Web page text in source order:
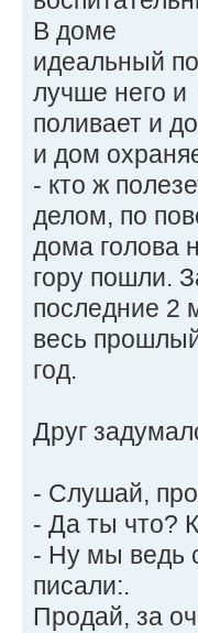
В доме
идеальный
лучше него и
поливает и
и дом
- кто ж
делом, по
дома голова
гору пошли.
последние 2
весь
год.
Друг
- Слушай,
- Да ты что?
- Ну мы ведь
писали:.
Продай, за